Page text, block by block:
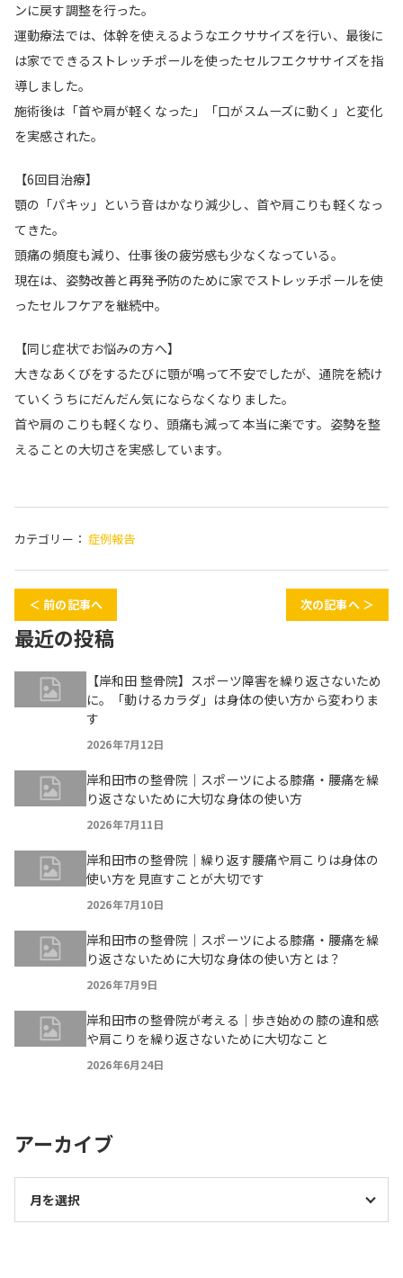
ンに戻す調整を行った。
運動療法では、体幹を使えるようなエクササイズを行い、最後に
は家でできるストレッチポールを使ったセルフエクササイズを指
導しました。
施術後は「首や肩が軽くなった」「口がスムーズに動く」と変化
を実感された。
【6回目治療】
顎の「パキッ」という音はかなり減少し、首や肩こりも軽くなっ
てきた。
頭痛の頻度も減り、仕事後の疲労感も少なくなっている。
現在は、姿勢改善と再発予防のために家でストレッチポールを使
ったセルフケアを継続中。
【同じ症状でお悩みの方へ】
大きなあくびをするたびに顎が鳴って不安でしたが、通院を続け
ていくうちにだんだん気にならなくなりました。
首や肩のこりも軽くなり、頭痛も減って本当に楽です。姿勢を整
えることの大切さを実感しています。
カテゴリー： 症例報告
＜ 前の記事へ 次の記事へ ＞
最近の投稿
【岸和田 整骨院】スポーツ障害を繰り返さないため
に。「動けるカラダ」は身体の使い方から変わりま
す
2026年7月12日
岸和田市の整骨院｜スポーツによる膝痛・腰痛を繰
り返さないために大切な身体の使い方
2026年7月11日
岸和田市の整骨院｜繰り返す腰痛や肩こりは身体の
使い方を見直すことが大切です
2026年7月10日
岸和田市の整骨院｜スポーツによる膝痛・腰痛を繰
り返さないために大切な身体の使い方とは？
2026年7月9日
岸和田市の整骨院が考える｜歩き始めの膝の違和感
や肩こりを繰り返さないために大切なこと
2026年6月24日
アーカイブ